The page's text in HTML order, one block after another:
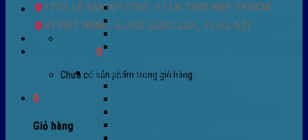
177/1 LÊ VĂN KHƯƠNG, P.TÂN THỚI HIỆP TP.HCM
47 VIỆT HÙNG, HUYỆN ĐÔNG ANH, TP.HÀ NỘI
0932 756 950
0
Chưa có sản phẩm trong giỏ hàng.
0
Giỏ hàng
Màng co PVC
Màng quấn PALLET- màng PE- màng chit
Màng skinpack - skinfilm - hút sát da
Máy bọc màng co POF